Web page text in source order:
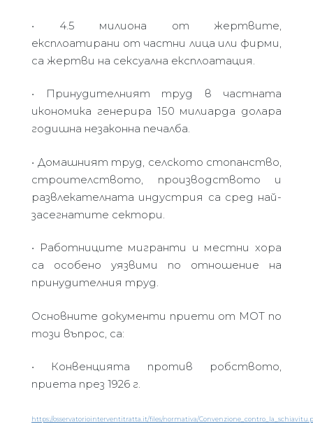
• 4.5 милиона от жертвите,
експлоатирани от частни лица или фирми,
са жертви на сексуална експлоатация.
• Принудителният труд в частната
икономика генерира 150 милиарда долара
годишна незаконна печалба.
• Домашният труд, селското стопанство,
строителството, производството и
развлекателната индустрия са сред най-
засегнатите сектори.
• Работниците мигранти и местни хора
са особено уязвими по отношение на
принудителния труд.
Основните документи приети от МОТ по
този въпрос, са:
• Конвенцията против робството,
приета през 1926 г.
https://osservatoriointerventitratta.it/files/normativa/